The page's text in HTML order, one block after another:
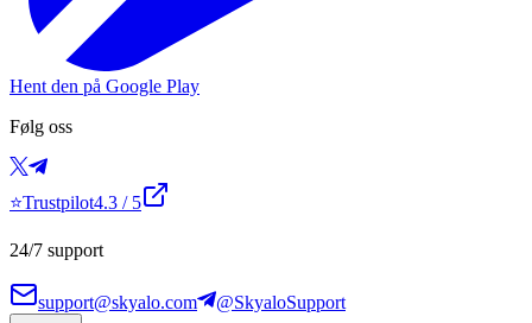
Hent den på Google Play
Følg oss
⭐Trustpilot4.3 / 5
24/7 support
support@skyalo.com @SkyaloSupport